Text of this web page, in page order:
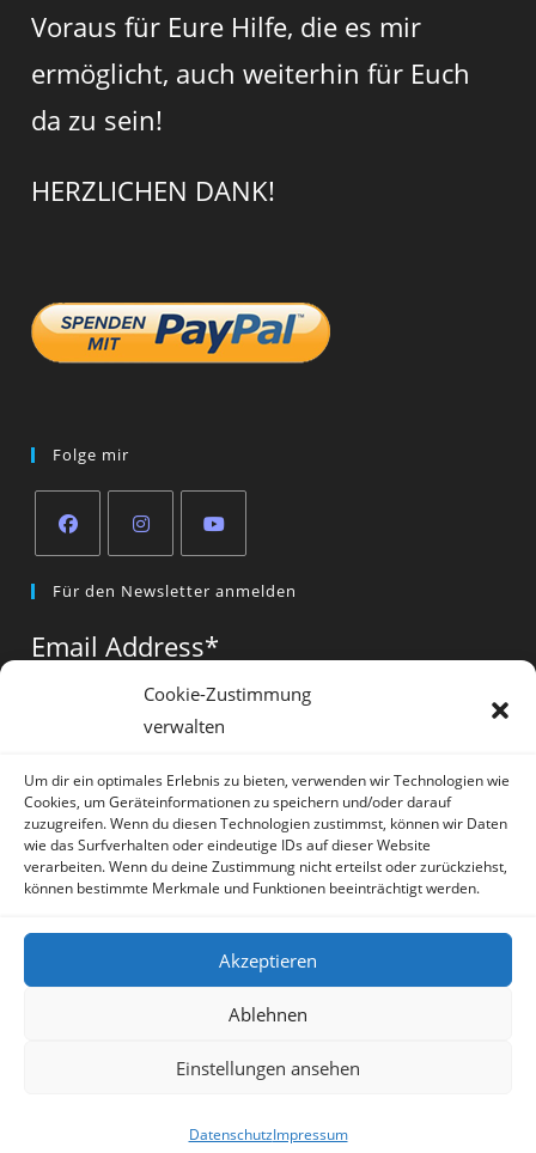
Cookie-Zustimmung
verwalten
Um dir ein optimales Erlebnis zu bieten, verwenden wir Technologien wie
Cookies, um Geräteinformationen zu speichern und/oder darauf
zuzugreifen. Wenn du diesen Technologien zustimmst, können wir Daten
wie das Surfverhalten oder eindeutige IDs auf dieser Website
verarbeiten. Wenn du deine Zustimmung nicht erteilst oder zurückziehst,
können bestimmte Merkmale und Funktionen beeinträchtigt werden.
Akzeptieren
Ablehnen
Einstellungen ansehen
DatenschutzImpressum
Voraus für Eure Hilfe, die es mir
ermöglicht, auch weiterhin für Euch
da zu sein!
HERZLICHEN DANK!
Folge mir
in
new
in
new
in
new
tab
Für den Newsletter anmelden
Email Address*
Vorname*
Copyright Irene Lauretti - OceanWP Theme by OceanWP